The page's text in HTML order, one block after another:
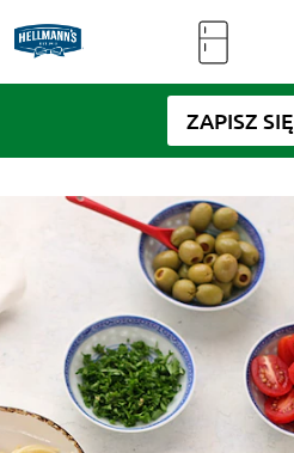
ZAPISZ SIĘ